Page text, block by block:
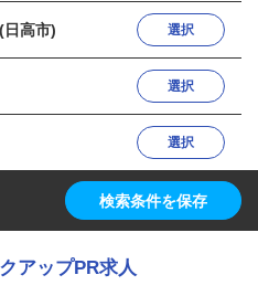
日高市) 選択
選択
選択
検索条件を保存
アップPR求人